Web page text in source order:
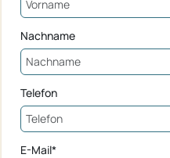
Nachname
Telefon
E-Mail*